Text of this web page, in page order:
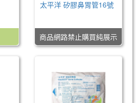
太平洋 矽膠鼻胃管16號
商品網路禁止購買純展示